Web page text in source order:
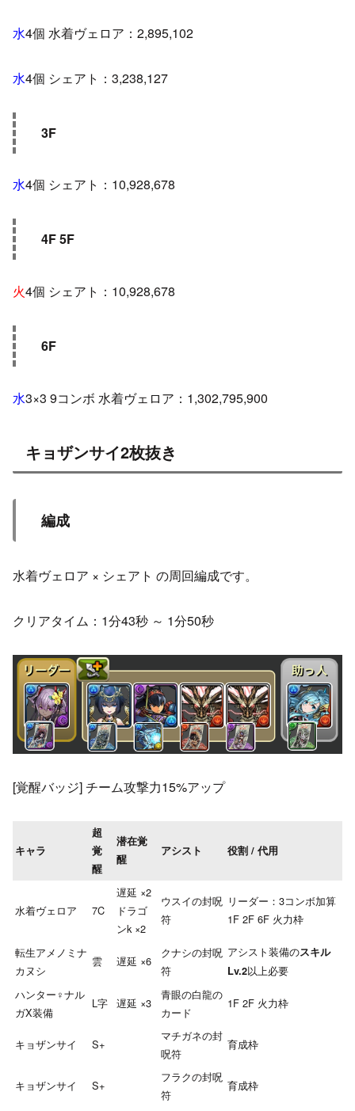
水4個 水着ヴェロア：2,895,102
水4個 シェアト：3,238,127
3F
水4個 シェアト：10,928,678
4F 5F
火4個 シェアト：10,928,678
6F
水3×3 9コンボ 水着ヴェロア：1,302,795,900
キョザンサイ2枚抜き
編成
水着ヴェロア × シェアト の周回編成です。
クリアタイム：1分43秒 ～ 1分50秒
[覚醒バッジ] チーム攻撃力15%アップ
キャラ
超
覚
醒
潜在覚
醒
アシスト 役割 / 代用
水着ヴェロア 7C
遅延 ×2
ドラゴ
ンk ×2
ウスイの封呪
符
リーダー：3コンボ加算
1F 2F 6F 火力枠
転生アメノミナ
カヌシ
雲 遅延 ×6
クナシの封呪
符
アシスト装備のスキル
Lv.2以上必要
ハンター♀ナル
ガX装備
L字 遅延 ×3
青眼の白龍の
カード
1F 2F 火力枠
キョザンサイ S+
マチガネの封
呪符
育成枠
キョザンサイ S+
フラクの封呪
符
育成枠